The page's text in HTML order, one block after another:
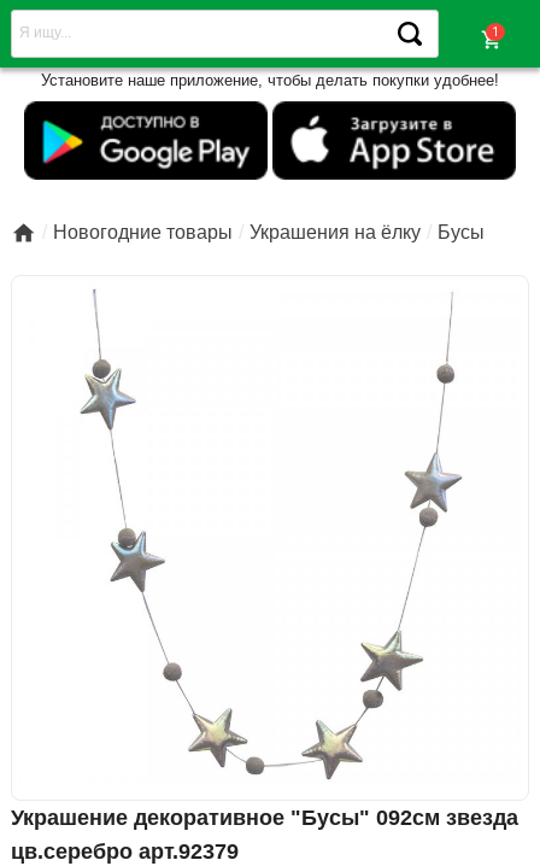
shopping_cart
Установите наше приложение, чтобы делать покупки удобнее!
 Новогодние товары Украшения на ёлку Бусы
Украшение декоративное "Бусы" 092см звезда
цв.серебро арт.92379